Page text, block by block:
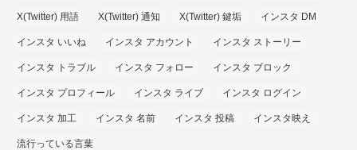
X(Twitter) 用語 X(Twitter) 通知 X(Twitter) 鍵垢 インスタ DM
インスタ いいね インスタ アカウント インスタ ストーリー
インスタ トラブル インスタ フォロー インスタ ブロック
インスタ プロフィール インスタ ライブ インスタ ログイン
インスタ 加工 インスタ 名前 インスタ 投稿 インスタ映え
流行っている言葉